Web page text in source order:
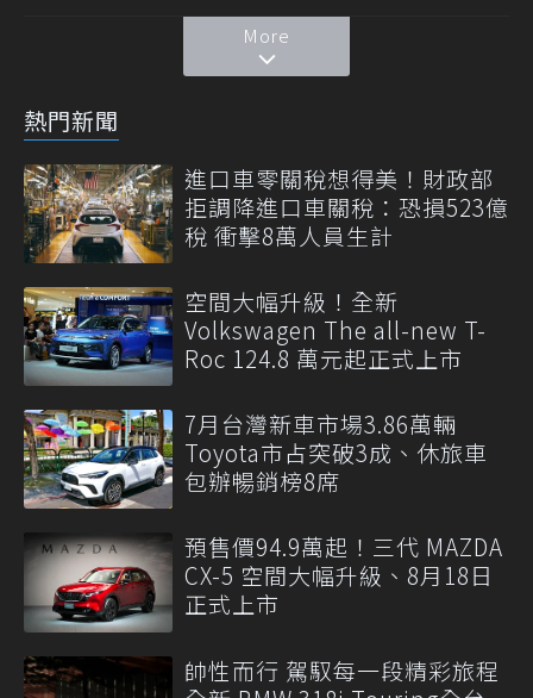
More
熱門新聞
進口車零關稅想得美！財政部
拒調降進口車關稅：恐損523億
稅 衝擊8萬人員生計
空間大幅升級！全新
Volkswagen The all-new T-
Roc 124.8 萬元起正式上市
7月台灣新車市場3.86萬輛
Toyota市占突破3成、休旅車
包辦暢銷榜8席
預售價94.9萬起！三代 MAZDA
CX-5 空間大幅升級、8月18日
正式上市
帥性而行 駕馭每一段精彩旅程